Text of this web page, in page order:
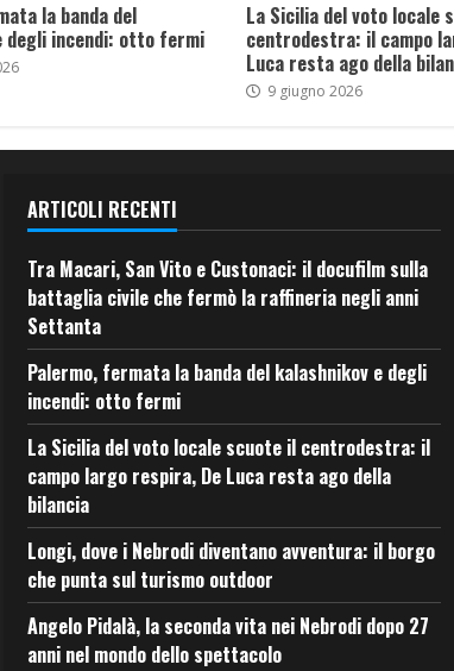
la banda del
degli incendi: otto fermi
La Sicilia del voto locale
centrodestra: il campo
Luca resta ago della
9 giugno 2026
ARTICOLI RECENTI
Tra Macari, San Vito e Custonaci: il docufilm sulla
battaglia civile che fermò la raffineria negli anni
Settanta
Palermo, fermata la banda del kalashnikov e degli
incendi: otto fermi
La Sicilia del voto locale scuote il centrodestra: il
campo largo respira, De Luca resta ago della
bilancia
Longi, dove i Nebrodi diventano avventura: il borgo
che punta sul turismo outdoor
Angelo Pidalà, la seconda vita nei Nebrodi dopo 27
anni nel mondo dello spettacolo